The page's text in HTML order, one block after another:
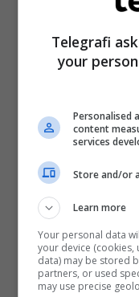
Telegrafi
your
Personalised
content
services
Store and/or
Learn more
Your personal data
your device
data) may be stored
partners, or used
may use precise